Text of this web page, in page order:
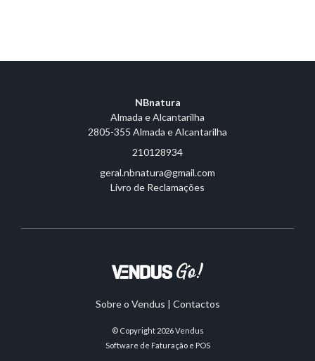
NBnatura
Almada e Alcantarilha
2805-355 Almada e Alcantarilha
210128934
geral.nbnatura@gmail.com
Livro de Reclamações
Sobre o Vendus | Contactos
© Copyright 2026Vendus
Software de Faturação e POS